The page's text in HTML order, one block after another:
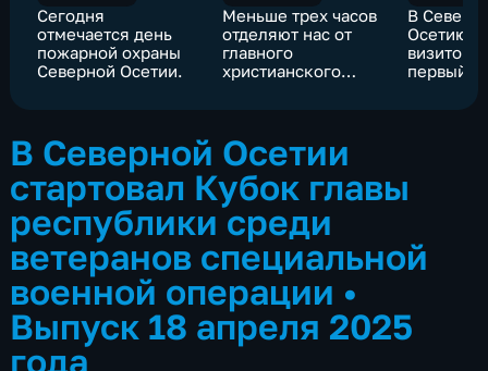
Сегодня
отмечается день
пожарной охраны
Северной Осетии.
Меньше трех часов
отделяют нас от
главного
христианского
В
Осетию с
визитом
первый
В Северной Осетии
стартовал Кубок главы
республики среди
ветеранов специальной
военной операции •
Выпуск 18 апреля 2025
года